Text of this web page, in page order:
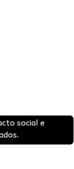
social e